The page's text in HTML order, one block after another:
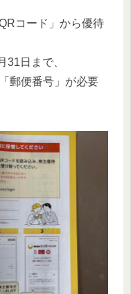
コード」から優待
31日まで、
郵便番号」が必要